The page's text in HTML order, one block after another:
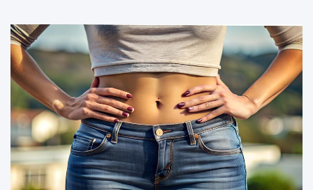
j
c
z
ę
s
z
e
p
r
z
y
g
a
s
c
h
u
n
ą
ć
?